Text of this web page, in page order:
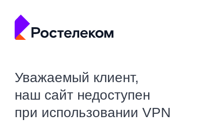
Уважаемый клиент,
наш сайт недоступен
при использовании VPN